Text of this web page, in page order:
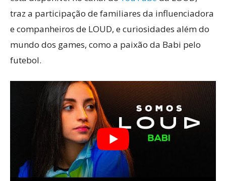
traz a participação de familiares da influenciadora
e companheiros de LOUD, e curiosidades além do
mundo dos games, como a paixão da Babi pelo
futebol.